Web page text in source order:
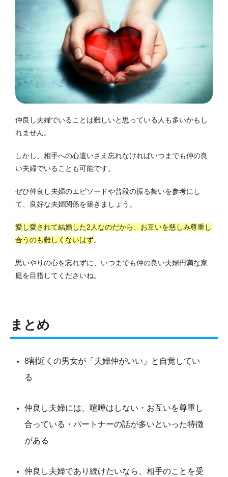
仲良し夫婦でいることは難しいと思っている人も多いかもし
れません。
しかし、相手への心遣いさえ忘れなければいつまでも仲の良
い夫婦でいることも可能です。
ぜひ仲良し夫婦のエピソードや普段の振る舞いを参考にし
て、良好な夫婦関係を築きましょう。
愛し愛されて結婚した2人なのだから、お互いを慈しみ尊重し
合うのも難しくないはず。
思いやりの心を忘れずに、いつまでも仲の良い夫婦円満な家
庭を目指してくださいね。
まとめ
8割近くの男女が「夫婦仲がいい」と自覚してい
る
仲良し夫婦には、喧嘩はしない・お互いを尊重し
合っている・パートナーの話が多いといった特徴
がある
仲良し夫婦であり続けたいなら、相手のことを受